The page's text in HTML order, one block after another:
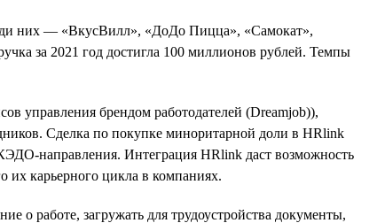
них — «ВкусВилл», «ДоДо Пицца», «Самокат»,
за 2021 год достигла 100 миллионов рублей. Темпы
управления брендом работодателей (Dreamjob)),
Сделка по покупке миноритарной доли в HRlink
направления. Интеграция HRlink даст возможность
их карьерного цикла в компаниях.
о работе, загружать для трудоустройства документы,